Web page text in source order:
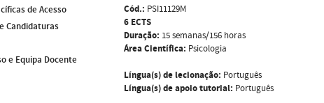
de Acesso
Candidaturas
e Equipa Docente
Cód.: PSI11129M
6 ECTS
Duração: 15 semanas/156 horas
Área Científica: Psicologia
Língua(s) de lecionação: Português
Língua(s) de apoio tutorial: Português